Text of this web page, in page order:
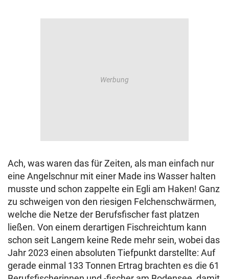
Ach, was waren das für Zeiten, als man einfach nur
eine Angelschnur mit einer Made ins Wasser halten
musste und schon zappelte ein Egli am Haken! Ganz
zu schweigen von den riesigen Felchenschwärmen,
welche die Netze der Berufsfischer fast platzen
ließen. Von einem derartigen Fischreichtum kann
schon seit Langem keine Rede mehr sein, wobei das
Jahr 2023 einen absoluten Tiefpunkt darstellte: Auf
gerade einmal 133 Tonnen Ertrag brachten es die 61